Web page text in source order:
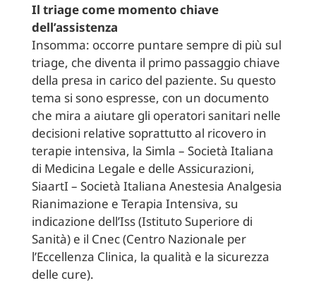
Il triage come momento chiave
dell’assistenza
Insomma: occorre puntare sempre di più sul
triage, che diventa il primo passaggio chiave
della presa in carico del paziente. Su questo
tema si sono espresse, con un documento
che mira a aiutare gli operatori sanitari nelle
decisioni relative soprattutto al ricovero in
terapie intensiva, la Simla – Società Italiana
di Medicina Legale e delle Assicurazioni,
SiaartI – Società Italiana Anestesia Analgesia
Rianimazione e Terapia Intensiva, su
indicazione dell’Iss (Istituto Superiore di
Sanità) e il Cnec (Centro Nazionale per
l’Eccellenza Clinica, la qualità e la sicurezza
delle cure).